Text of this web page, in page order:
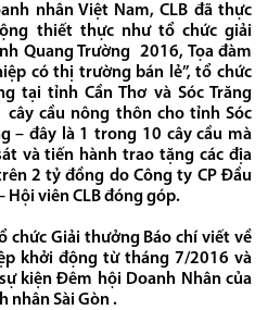
nhân Việt Nam, CLB đã thực
thiết thực như tổ chức giải
Quang Trường 2016, Tọa đàm
có thị trường bán lẻ”, tổ chức
tại tỉnh Cần Thơ và Sóc Trăng
cầu nông thôn cho tỉnh Sóc
– đây là 1 trong 10 cây cầu mà
và tiến hành trao tặng các địa
2 tỷ đồng do Công ty CP Đầu
Hội viên CLB đóng góp.
chức Giải thưởng Báo chí viết về
khởi động từ tháng 7/2016 và
kiện Đêm hội Doanh Nhân của
nhân Sài Gòn .